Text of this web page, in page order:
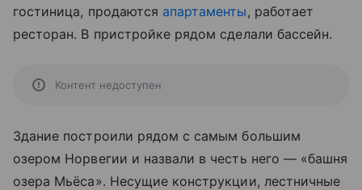
гостиница, продаются апартаменты, работает
ресторан. В пристройке рядом сделали бассейн.
Контент недоступен
Здание построили рядом с самым большим
озером Норвегии и назвали в честь него — «башня
озера Мьёса». Несущие конструкции, лестничные